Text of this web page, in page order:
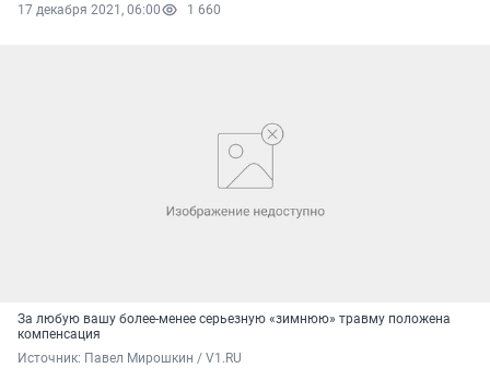
17 декабря 2021, 06:00 1 660
За любую вашу более-менее серьезную «зимнюю» травму положена
компенсация
Источник: Павел Мирошкин / V1.RU